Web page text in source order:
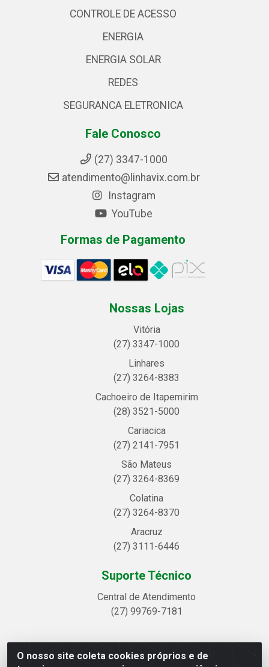
O nosso site coleta cookies próprios e de
CONTROLE DE ACESSO
ENERGIA
ENERGIA SOLAR
REDES
SEGURANCA ELETRONICA
Fale Conosco
(27) 3347-1000
atendimento@linhavix.com.br
Instagram
YouTube
Formas de Pagamento
Nossas Lojas
Vitória
(27) 3347-1000
Linhares
(27) 3264-8383
Cachoeiro de Itapemirim
(28) 3521-5000
Cariacica
(27) 2141-7951
São Mateus
(27) 3264-8369
Colatina
(27) 3264-8370
Aracruz
(27) 3111-6446
Suporte Técnico
Central de Atendimento
(27) 99769-7181
Linhavix Distribuidora LTDA - Avenida Alegre, 2521 -